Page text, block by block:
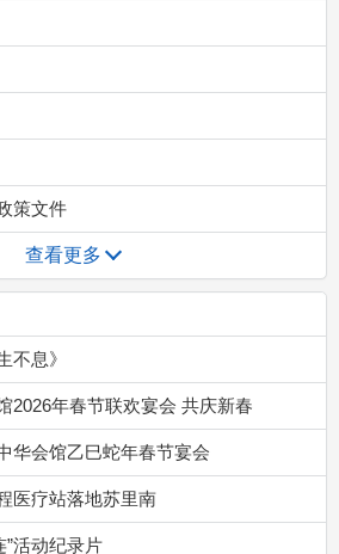
策文件
查看更多
不息》
2026年春节联欢宴会 共庆新春
华会馆乙巳蛇年春节宴会
医疗站落地苏里南
”活动纪录片